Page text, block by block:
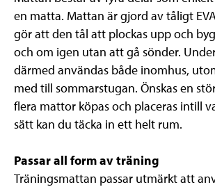
en matta. Mattan är gjord av tåligt
gör att den tål att plockas upp och
och om igen utan att gå sönder.
därmed användas både inomhus,
med till sommarstugan. Önskas en
flera mattor köpas och placeras intill
sätt kan du täcka in ett helt rum.
Passar all form av träning
Träningsmattan passar utmärkt att